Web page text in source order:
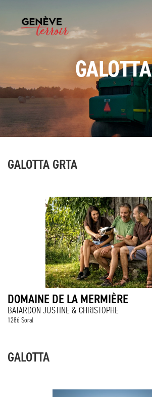
GALOTTA
GALOTTA GRTA
DOMAINE DE LA MERMIÈRE
BATARDON JUSTINE & CHRISTOPHE
1286 Soral
GALOTTA